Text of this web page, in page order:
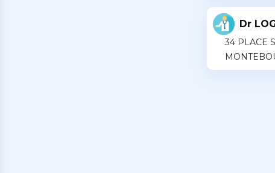
Dr
34 PLACE